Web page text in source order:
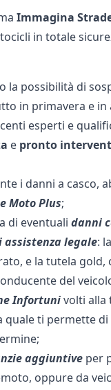
Immagina
in totale
la possibilità di
in primavera e in
esperti e
e pronto
i danni a casco,
Moto Plus;
di eventuali danni
assistenza legale:
e la tutela
del
Infortunivolti alla
ti permette
aggiuntiveper
oppure da